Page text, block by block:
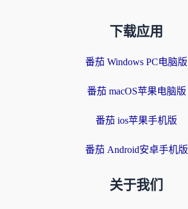
下载应用
番茄 Windows PC电脑版
番茄 macOS苹果电脑版
番茄 ios苹果手机版
番茄 Android安卓手机版
关于我们